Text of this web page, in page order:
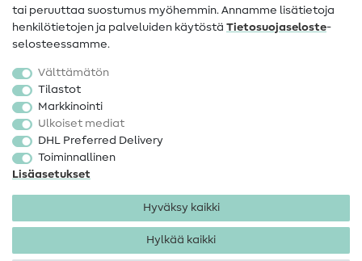
Peruutusoikeus
Suosittu
Kankaat
Ompelutarvikkeet
Ale
tai peruuttaa suostumus myöhemmin. Annamme lisätietoja
henkilötietojen ja palveluiden käytöstä Tietosuojaseloste-
selosteessamme.
Välttämätön
Tilastot
Markkinointi
Ulkoiset mediat
DHL Preferred Delivery
Toiminnallinen
Lisäasetukset
Hyväksy kaikki
Hylkää kaikki
Tietosuoja
Käyttöehdot